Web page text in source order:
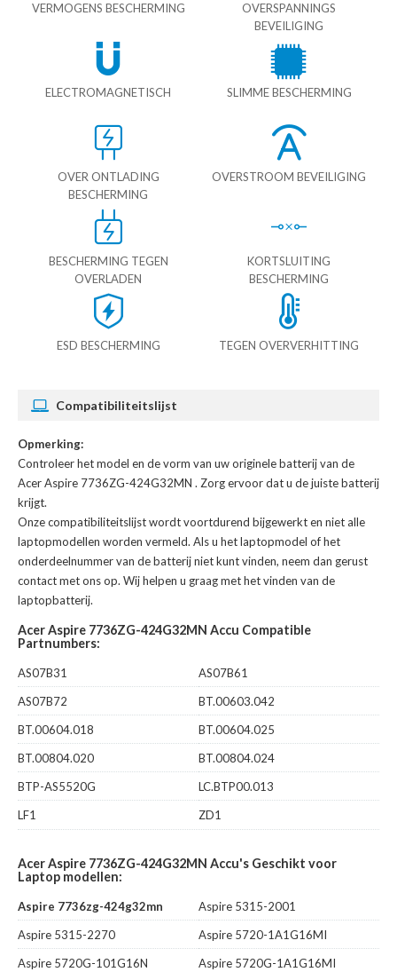
VERMOGENS BESCHERMING
OVERSPANNINGS
BEVEILIGING
ELECTROMAGNETISCH SLIMME BESCHERMING
OVER ONTLADING
BESCHERMING
OVERSTROOM BEVEILIGING
BESCHERMING TEGEN
OVERLADEN
KORTSLUITING
BESCHERMING
ESD BESCHERMING TEGEN OVERVERHITTING
Compatibiliteitslijst
Opmerking:
Controleer het model en de vorm van uw originele batterij van de
Acer Aspire 7736ZG-424G32MN . Zorg ervoor dat u de juiste batterij
krijgt.
Onze compatibiliteitslijst wordt voortdurend bijgewerkt en niet alle
laptopmodellen worden vermeld. Als u het laptopmodel of het
onderdeelnummer van de batterij niet kunt vinden, neem dan gerust
contact met ons op. Wij helpen u graag met het vinden van de
laptopbatterij.
Acer Aspire 7736ZG-424G32MN Accu Compatible
Partnumbers:
AS07B31
AS07B61
AS07B72
BT.00603.042
BT.00604.018
BT.00604.025
BT.00804.020
BT.00804.024
BTP-AS5520G
LC.BTP00.013
LF1
ZD1
Acer Aspire 7736ZG-424G32MN Accu's Geschikt voor
Laptop modellen:
Aspire 7736zg-424g32mn
Aspire 5315-2001
Aspire 5315-2270
Aspire 5720-1A1G16MI
Aspire 5720G-101G16N
Aspire 5720G-1A1G16MI